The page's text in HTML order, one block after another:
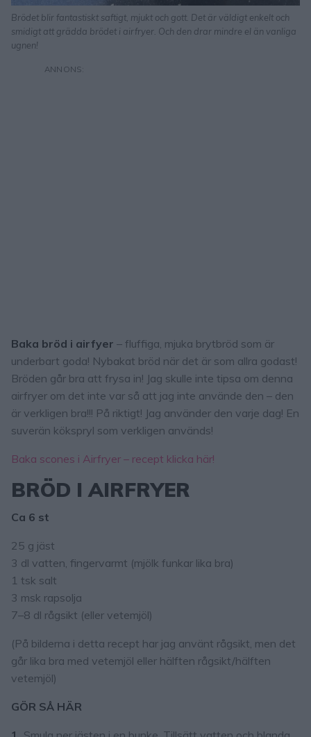
Brödet blir fantastiskt saftigt, mjukt och gott. Det är väldigt enkelt och
smidigt att grädda brödet i airfryer. Och den drar mindre el än vanliga
ugnen!
Baka bröd i airfyer – fluffiga, mjuka brytbröd som är
underbart goda! Nybakat bröd när det är som allra godast!
Bröden går bra att frysa in! Jag skulle inte tipsa om denna
airfryer om det inte var så att jag inte använde den – den
är verkligen bra!!! På riktigt! Jag använder den varje dag! En
suverän kökspryl som verkligen används!
Baka scones i Airfryer – recept klicka här!
BRÖD I AIRFRYER
Ca 6 st
25 g jäst
3 dl vatten, fingervarmt (mjölk funkar lika bra)
1 tsk salt
3 msk rapsolja
7–8 dl rågsikt (eller vetemjöl)
(På bilderna i detta recept har jag använt rågsikt, men det
går lika bra med vetemjöl eller hälften rågsikt/hälften
vetemjöl)
GÖR SÅ HÄR